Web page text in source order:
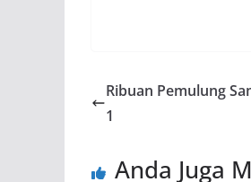
Ribuan Pemulung
1
Anda Juga